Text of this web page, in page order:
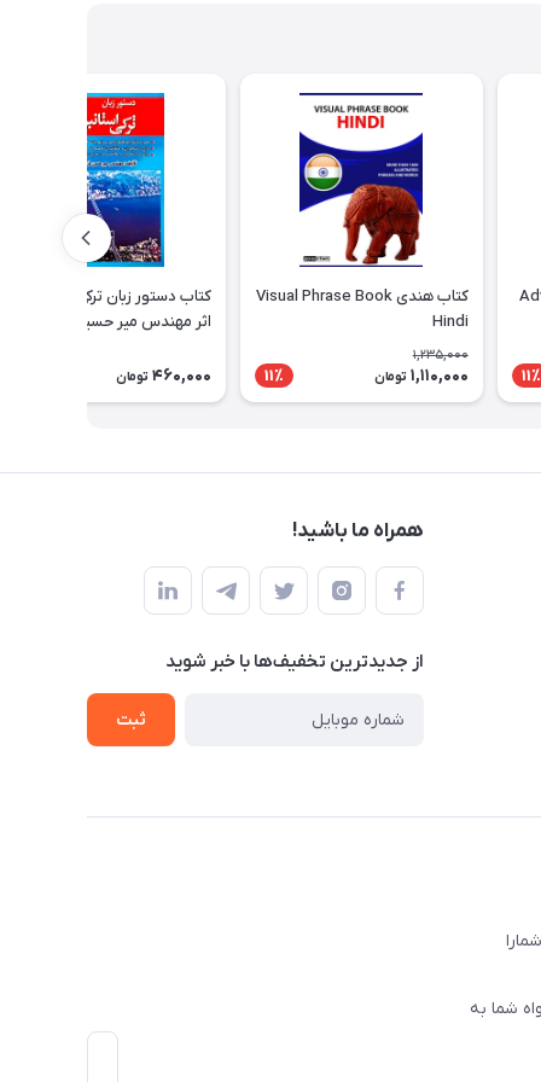
11٪
کتاب هندی Visual Phrase Book
Hindi
1,235,000
1,110,000 تومان 11٪
کتاب دستور زبان ترکی استانبولی
اثر مهندس میر حسین فزون خواه
460,000 تومان
همراه ما باشید!
از جدید‌ترین تخفیف‌ها با‌ خبر شوید
ثبت
شما به